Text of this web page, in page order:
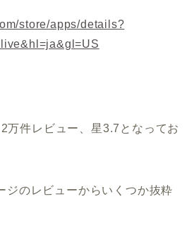
store/apps/details?
万件レビュー、星3.7となってお
ジのレビューからいくつか抜粋